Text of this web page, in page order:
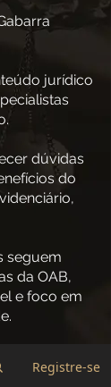
jurídico
dúvidas
do
seguem
da OAB,
e foco em
Registre-se